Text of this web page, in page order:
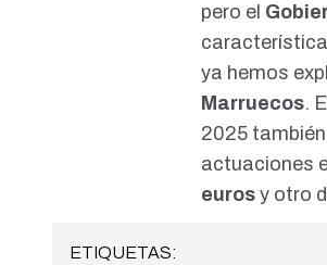
pero el
ya hemos
Marruecos.
2025
actuaciones
euros y otro
ETIQUETAS: